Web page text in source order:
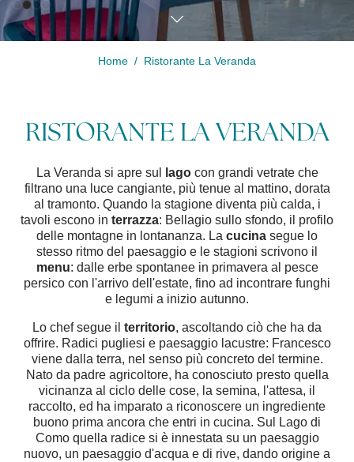
Home Ristorante La Veranda
RISTORANTE LA VERANDA
La Veranda si apre sul lagocon grandi vetrate che
filtrano una luce cangiante, più tenue al mattino, dorata
al tramonto. Quando la stagione diventa più calda, i
tavoli escono in terrazza: Bellagio sullo sfondo, il profilo
delle montagne in lontananza. La cucina segue lo
stesso ritmo del paesaggio e le stagioni scrivono il
menu: dalle erbe spontanee in primavera al pesce
persico con l'arrivo dell'estate, fino ad incontrare funghi
e legumi a inizio autunno.
Lo chef segue il territorio, ascoltando ciò che ha da
offrire. Radici pugliesi e paesaggio lacustre: Francesco
viene dalla terra, nel senso più concreto del termine.
Nato da padre agricoltore, ha conosciuto presto quella
vicinanza al ciclo delle cose, la semina, l'attesa, il
raccolto, ed ha imparato a riconoscere un ingrediente
buono prima ancora che entri in cucina. Sul Lago di
Como quella radice si è innestata su un paesaggio
nuovo, un paesaggio d'acqua e di rive, dando origine a